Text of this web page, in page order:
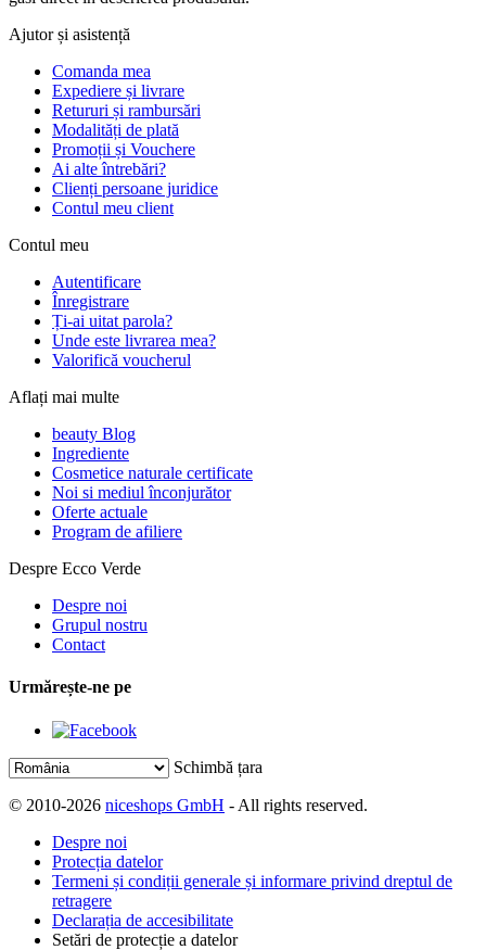
Ajutor și asistență
Comanda mea
Expediere și livrare
Retururi și rambursări
Modalități de plată
Promoții și Vouchere
Ai alte întrebări?
Clienți persoane juridice
Contul meu client
Contul meu
Autentificare
Înregistrare
Ți-ai uitat parola?
Unde este livrarea mea?
Valorifică voucherul
Aflați mai multe
beauty Blog
Ingrediente
Cosmetice naturale certificate
Noi si mediul înconjurător
Oferte actuale
Program de afiliere
Despre Ecco Verde
Despre noi
Grupul nostru
Contact
Urmărește-ne pe
Schimbă țara
© 2010-2026 niceshops GmbH - All rights reserved.
Despre noi
Protecția datelor
Termeni și condiții generale și informare privind dreptul de
retragere
Declarația de accesibilitate
Setări de protecție a datelor